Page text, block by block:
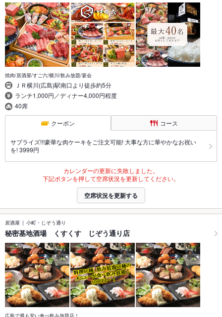
焼肉/居酒屋/すご六/横川/飲み放題/宴会
ＪＲ横川(広島)駅南口より徒歩約5分
ランチ1,000円／ディナー4,000円程度
40席
クーポン コース
サプライズ!!!豪華な肉ケーキをご注文可能! 大事な方に華やかなお祝い
を! 3999円
カレンダーの更新に失敗しました。
下記ボタンを押して空席状況を更新してください。
空席状況を更新する
居酒屋 小町・じぞう通り
秘密基地酒場 くすくす じぞう通り店
広島で最も安い食べ飲み放題店！